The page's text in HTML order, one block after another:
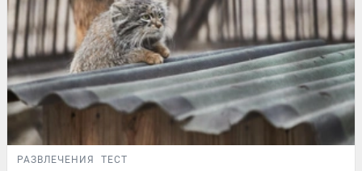
РАЗВЛЕЧЕНИЯ ТЕСТ